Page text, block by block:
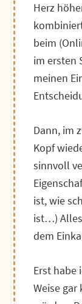
Herz
beim
im ersten
meinen
Dann, im
Kopf
sinnvoll
ist, wie
ist…)
dem
Erst habe
Weise